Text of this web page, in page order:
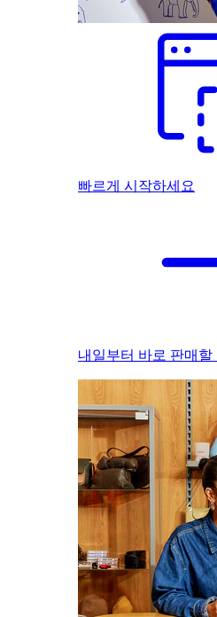
빠르게 시작하세요
내일부터 바로 판매할